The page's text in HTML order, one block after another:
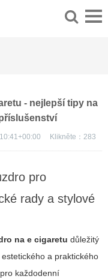
- nejlepší tipy na
Klikněte： 283
pro
rady a stylové
na e cigaretu důležitý
a praktického
každodenní